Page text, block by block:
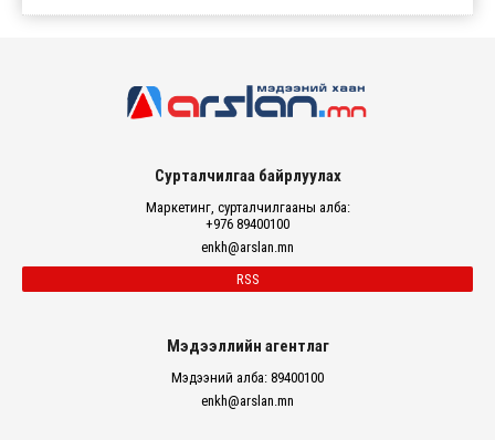
Сурталчилгаа байрлуулах
Маркетинг, сурталчилгааны алба:
+976 89400100
enkh@arslan.mn
RSS
Мэдээллийн агентлаг
Мэдээний алба: 89400100
enkh@arslan.mn